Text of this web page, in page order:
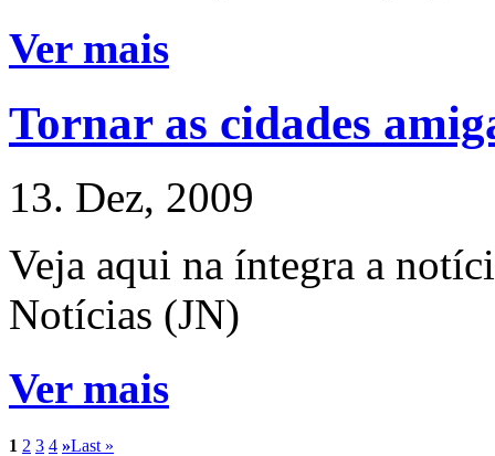
Ver mais
Tornar as cidades
13. Dez, 2009
Veja aqui na íntegra a
Notícias (JN)
Ver mais
1 2 3 4 »Last »